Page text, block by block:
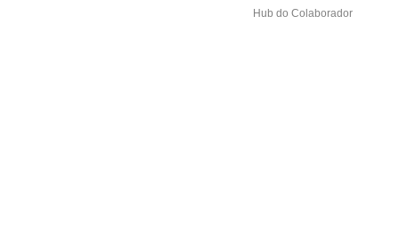
Hub do Colaborador